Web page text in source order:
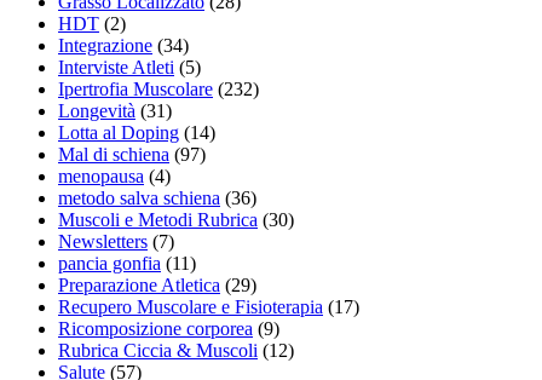
HDT (2)
Integrazione (34)
Interviste Atleti (5)
Ipertrofia Muscolare (232)
Longevità (31)
Lotta al Doping (14)
Mal di schiena (97)
menopausa (4)
metodo salva schiena (36)
Muscoli e Metodi Rubrica (30)
Newsletters (7)
pancia gonfia (11)
Preparazione Atletica (29)
Recupero Muscolare e Fisioterapia (17)
Ricomposizione corporea (9)
Rubrica Ciccia & Muscoli (12)
Salute (57)